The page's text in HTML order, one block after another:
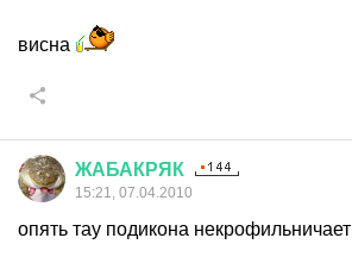
висна
ЖАБАКРЯК
15:21, 07.04.2010
опять тау подикона некрофильничает